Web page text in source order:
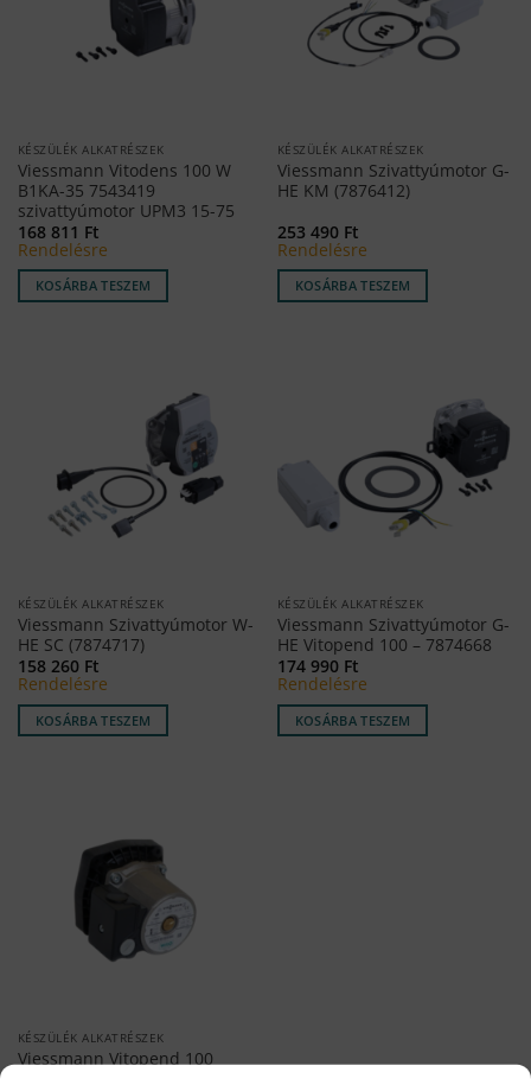
KÉSZÜLÉK ALKATRÉSZEK
Viessmann Vitodens 100 W
B1KA-35 7543419
szivattyúmotor UPM3 15-75
168 811 Ft
Rendelésre
KOSÁRBA TESZEM
KÉSZÜLÉK ALKATRÉSZEK
Viessmann Szivattyúmotor G-
HE KM (7876412)
253 490 Ft
Rendelésre
KOSÁRBA TESZEM
KÉSZÜLÉK ALKATRÉSZEK
Viessmann Szivattyúmotor W-
HE SC (7874717)
158 260 Ft
Rendelésre
KOSÁRBA TESZEM
KÉSZÜLÉK ALKATRÉSZEK
Viessmann Szivattyúmotor G-
HE Vitopend 100 – 7874668
174 990 Ft
Rendelésre
KOSÁRBA TESZEM
KÉSZÜLÉK ALKATRÉSZEK
Viessmann Vitopend 100